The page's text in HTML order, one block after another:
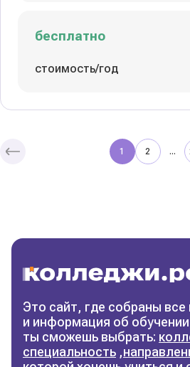
бесплатно
стоимость/год
колледж
Фильтры
Сбросить
1 2 ...
Это сайт, где собраны
и информация об
ты сможешь выбрать:
специальность ,